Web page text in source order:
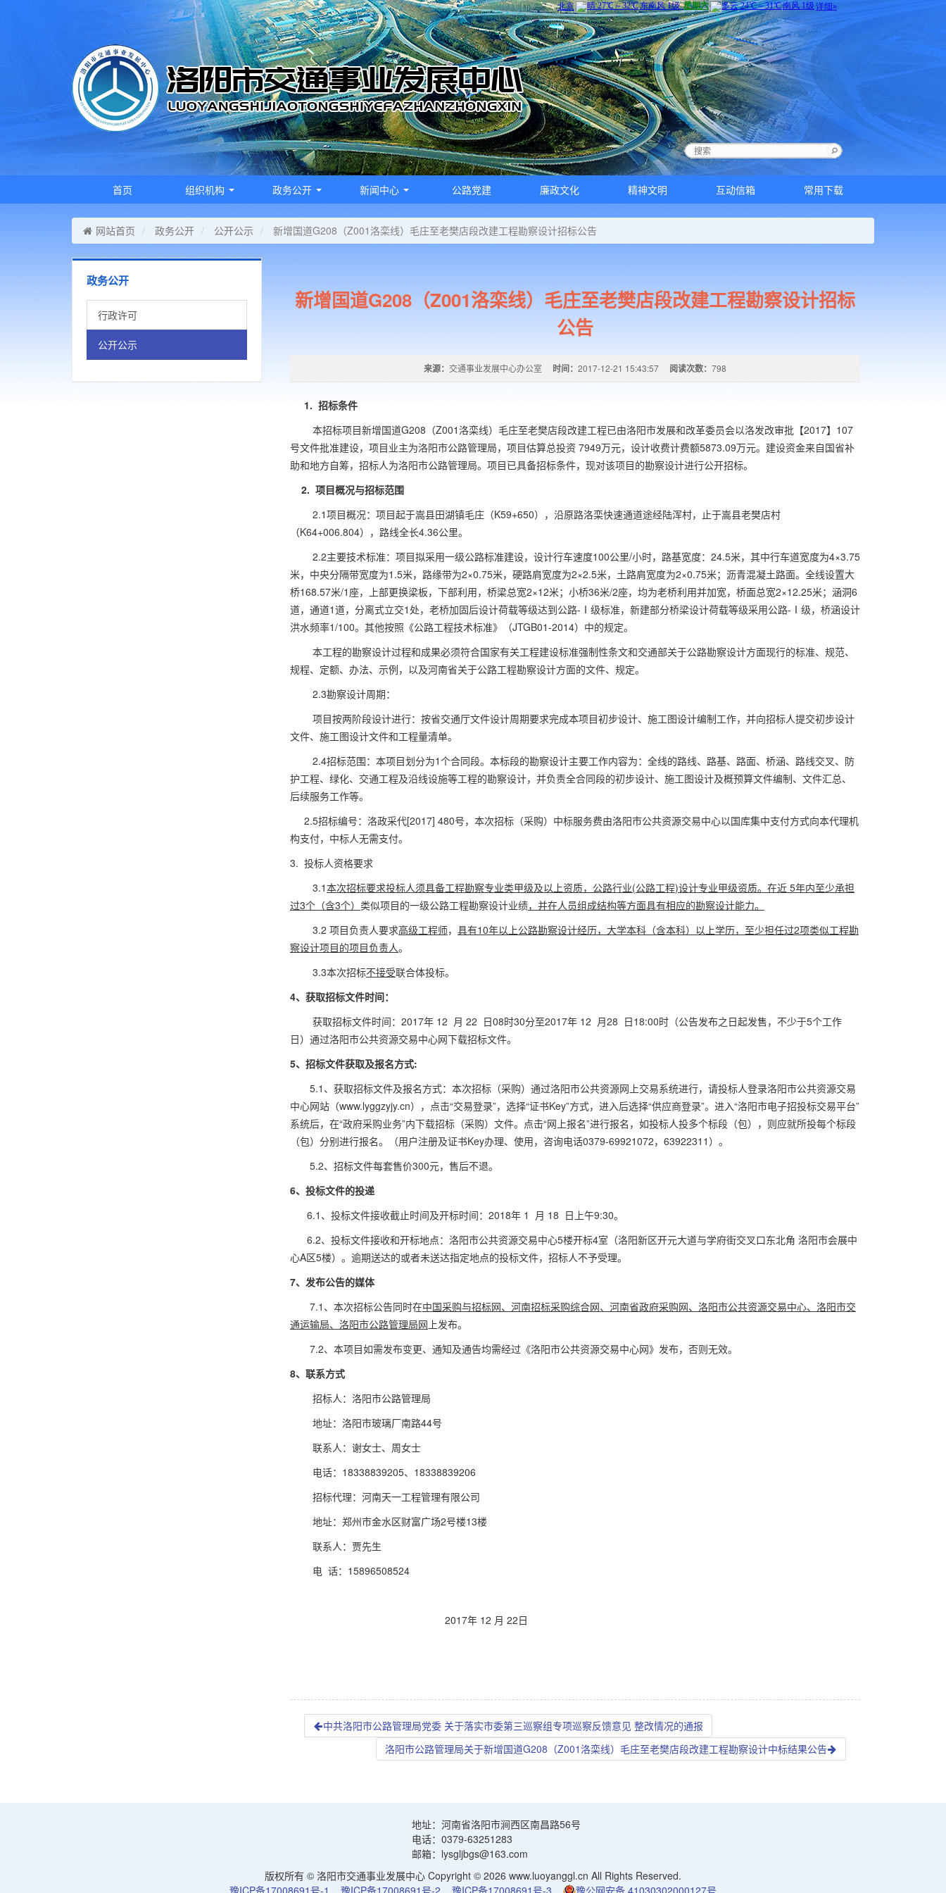
首页 组织机构 政务公开 新闻中心 公路党建 廉政文化 精神文明 互动信箱 常用下载
网站首页 政务公开 公开公示 新增国道G208（Z001洛栾线）毛庄至老樊店段改建工程勘察设计招标公告
政务公开
行政许可
公开公示
新增国道G208（Z001洛栾线）毛庄至老樊店段改建工程勘察设计招标
公告
来源： 交通事业发展中心办公室 时间： 2017-12-21 15:43:57 阅读次数： 798
1. 招标条件
本招标项目新增国道G208 （Z001 洛栾线）毛庄至老樊店段改建工程已由洛阳市发展和改革委员会以洛发改审批【2017】 107
号文件批准建设，项目业主为洛阳市公路管理局，项目估算总投资 7949万元，设计收费计费额5873.09万元。建设资金来自国省补
助和地方自筹，招标人为洛阳市公路管理局。项目已具备招标条件，现对该项目的勘察设计进行公开招标。
2. 项目概况与招标范围
2.1项目概况：项目起于嵩县田湖镇毛庄（K59+650），沿原路洛栾快速通道途经陆浑村，止于嵩县老樊店村
（K64+006.804），路线全长4.36公里。
2.2主要技术标准：项目拟采用一级公路标准建设，设计行车速度100公里/小时，路基宽度： 24.5米，其中行车道宽度为4×3.75
米，中央分隔带宽度为1.5米，路缘带为2×0.75米，硬路肩宽度为2×2.5米，土路肩宽度为2×0.75米；沥青混凝土路面。全线设置大
桥168.57米/1 座，上部更换梁板，下部利用，桥梁总宽2×12米；小桥36米/2座，均为老桥利用并加宽，桥面总宽2×12.25米；涵洞6
道，通道1道，分离式立交1 处，老桥加固后设计荷载等级达到公路-Ⅰ级标准，新建部分桥梁设计荷载等级采用公路-Ⅰ级，桥涵设计
洪水频率1/100。其他按照《公路工程技术标准》（JTGB01-2014）中的规定。
本工程的勘察设计过程和成果必须符合国家有关工程建设标准强制性条文和交通部关于公路勘察设计方面现行的标准、规范、
规程、定额、办法、示例，以及河南省关于公路工程勘察设计方面的文件、规定。
2.3勘察设计周期：
项目按两阶段设计进行：按省交通厅文件设计周期要求完成本项目初步设计、施工图设计编制工作，并向招标人提交初步设计
文件、施工图设计文件和工程量清单。
2.4招标范围：本项目划分为1个合同段。本标段的勘察设计主要工作内容为：全线的路线、路基、路面、桥涵、路线交叉、防
护工程、绿化、交通工程及沿线设施等工程的勘察设计，并负责全合同段的初步设计、施工图设计及概预算文件编制、文件汇总、
后续服务工作等。
2.5招标编号：洛政采代[2017] 480号，本次招标（采购）中标服务费由洛阳市公共资源交易中心以国库集中支付方式向本代理机
构支付，中标人无需支付。
3. 投标人资格要求
3.1本次招标要求投标人须具备工程勘察专业类甲级及以上资质，公路行业(公路工程)设计专业甲级资质。在近 5年内至少承担
过3个（含3个） 类似项目的一级公路工程勘察设计业绩，并在人员组成结构等方面具有相应的勘察设计能力。
3.2 项目负责人要求高级工程师， 具有10年以上公路勘察设计经历，大学本科（含本科）以上学历，至少担任过2项类似工程勘
察设计项目的项目负责人。
3.3本次招标不接受联合体投标。
4、 获取招标文件时间：
获取招标文件时间： 2017年 12 月 22 日08时30分至2017年 12 月28 日18:00时（公告发布之日起发售，不少于5个工作
日）通过洛阳市公共资源交易中心网下载招标文件。
5、招标文件获取及报名方式:
5.1、获取招标文件及报名方式：本次招标（采购）通过洛阳市公共资源网上交易系统进行，请投标人登录洛阳市公共资源交易
中心网站（www.lyggzyjy.cn），点击“交易登录”，选择“证书Key”方式，进入后选择“供应商登录”。进入“洛阳市电子招投标交易平台”
系统后，在“政府采购业务”内下载招标（采购）文件。点击“网上报名”进行报名，如投标人投多个标段（包），则应就所投每个标段
（包）分别进行报名。（用户注册及证书Key办理、使用，咨询电话0379-69921072， 63922311 ）。
5.2、招标文件每套售价300元，售后不退。
6、投标文件的投递
6.1、投标文件接收截止时间及开标时间： 2018年 1 月 18 日上午9:30。
6.2、投标文件接收和开标地点：洛阳市公共资源交易中心5楼开标4室（洛阳新区开元大道与学府街交叉口东北角 洛阳市会展中
心A区5楼）。逾期送达的或者未送达指定地点的投标文件，招标人不予受理。
7、发布公告的媒体
7.1、本次招标公告同时在中国采购与招标网、河南招标采购综合网、河南省政府采购网、洛阳市公共资源交易中心、洛阳市交
通运输局、洛阳市公路管理局网 上发布。
7.2、本项目如需发布变更、通知及通告均需经过《洛阳市公共资源交易中心网》发布，否则无效。
8、联系方式
招标人：洛阳市公路管理局
地址：洛阳市玻璃厂南路44号
联系人：谢女士、周女士
电话： 18338839205、 18338839206
招标代理：河南天一工程管理有限公司
地址：郑州市金水区财富广场2号楼13楼
联系人：贾先生
电 话： 15896508524
2017年 12 月 22日
中共洛阳市公路管理局党委 关于落实市委第三巡察组专项巡察反馈意见 整改情况的通报
洛阳市公路管理局关于新增国道G208（Z001洛栾线）毛庄至老樊店段改建工程勘察设计中标结果公告
地址：河南省洛阳市涧西区南昌路56号
电话：0379-63251283
邮箱：lysgljbgs@163.com
版权所有 © 洛阳市交通事业发展中心 Copyright © 2026 www.luoyanggl.cn All Rights Reserved.
豫ICP备17008691号-1
豫ICP备17008691号-2 豫ICP备17008691号-3 豫公网安备 41030302000127号